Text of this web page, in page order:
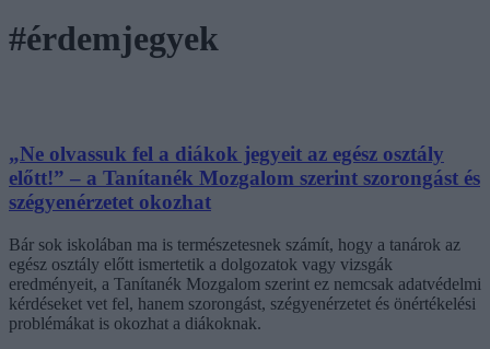
#érdemjegyek
„Ne olvassuk fel a diákok jegyeit az egész osztály
előtt!” – a Tanítanék Mozgalom szerint szorongást és
szégyenérzetet okozhat
Bár sok iskolában ma is természetesnek számít, hogy a tanárok az
egész osztály előtt ismertetik a dolgozatok vagy vizsgák
eredményeit, a Tanítanék Mozgalom szerint ez nemcsak adatvédelmi
kérdéseket vet fel, hanem szorongást, szégyenérzetet és önértékelési
problémákat is okozhat a diákoknak.